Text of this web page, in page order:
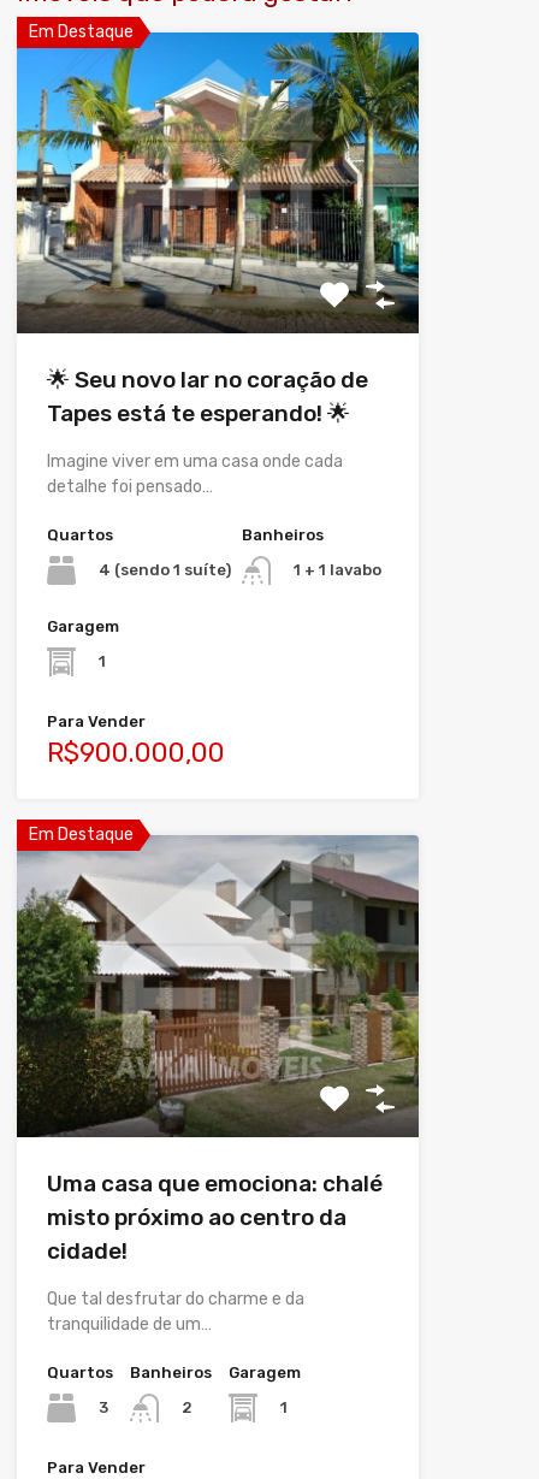
Em Destaque
🌟 Seu novo lar no coração de
Tapes está te esperando! 🌟
Imagine viver em uma casa onde cada
detalhe foi pensado…
Quartos
4 (sendo 1 suíte)
Banheiros
1 + 1 lavabo
Garagem
1
Para Vender
R$900.000,00
Em Destaque
Uma casa que emociona: chalé
misto próximo ao centro da
cidade!
Que tal desfrutar do charme e da
tranquilidade de um…
Quartos
3
Banheiros
2
Garagem
1
Para Vender